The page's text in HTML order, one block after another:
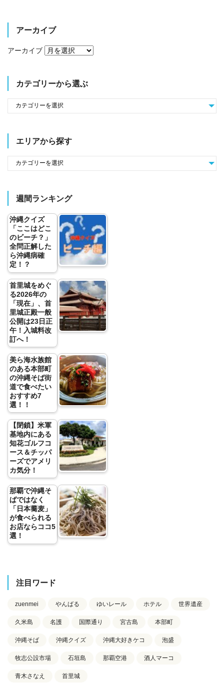
アーカイブ
アーカイブ
カテゴリーから選ぶ
エリアから探す
週間ランキング
沖縄クイズ
「ここはどこ
のビーチ？」
全問正解した
ら沖縄病確
定！？
首里城をめぐ
る2026年の
「現在」、首
里城正殿一般
公開は23日正
午！入城料改
訂へ！
美ら海水族館
のある本部町
の沖縄そば街
道で食べたい
おすすめ7
選！！
【閉鎖】米軍
基地内にある
知花ゴルフコ
ース＆チッパ
ーズでアメリ
カ気分！
那覇で沖縄そ
ばではなく
「日本蕎麦」
が食べられる
お店ならココ5
選！
注目ワード
zuenmei やんばる ゆいレール ホテル 世界遺産
久米島 名護 国際通り 宮古島 本部町
沖縄そば 沖縄クイズ 沖縄大好きケコ 泡盛
牧志公設市場 石垣島 那覇空港 酒人マーコ
青木さなえ 首里城